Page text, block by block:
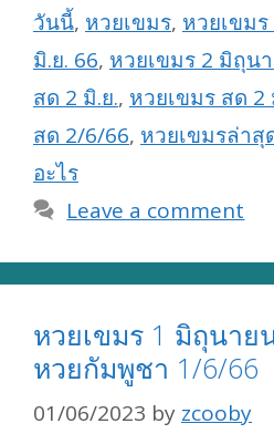
วันนี้, หวยเขมร, หวยเขมร
มิ.ย. 66, หวยเขมร 2 มิถุน
สด 2 มิ.ย., หวยเขมร สด
สด 2/6/66, หวยเขมรล่าสุ
อะไร
Leave a comment
หวยเขมร 1 มิถุนาย
หวยกัมพูชา 1/6/66
01/06/2023 by zcooby